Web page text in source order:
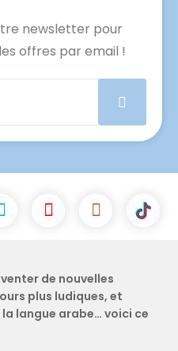
newsletter pour
offres par email !
de nouvelles
plus ludiques, et
langue arabe… voici ce